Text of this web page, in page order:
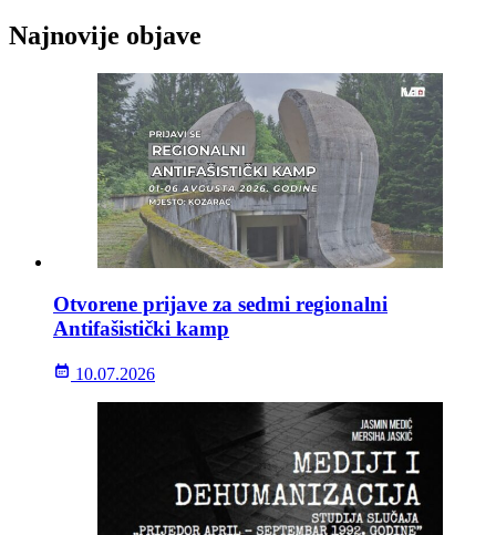
Najnovije objave
Otvorene prijave za sedmi regionalni
Antifašistički kamp
10.07.2026